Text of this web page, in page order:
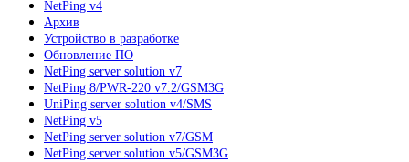
NetPing v4
Архив
Устройство в разработке
Обновление ПО
NetPing server solution v7
NetPing 8/PWR-220 v7.2/GSM3G
UniPing server solution v4/SMS
NetPing v5
NetPing server solution v7/GSM
NetPing server solution v5/GSM3G